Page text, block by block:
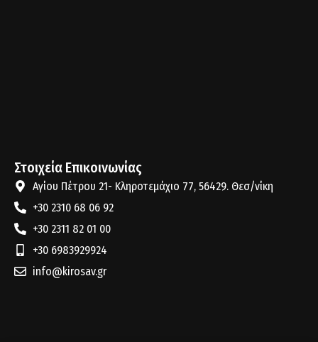
Στοιχεία Επικοινωνίας
Αγίου Πέτρου 21- Κληροτεμάχιο 77, 56429. Θεσ/νίκη
+30 2310 68 06 92
+30 2311 82 01 00
+30 6983929924
info@kirosav.gr